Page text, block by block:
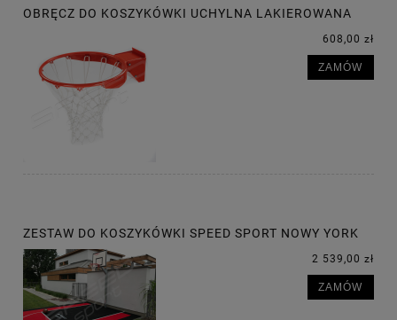
OBRĘCZ DO KOSZYKÓWKI UCHYLNA LAKIEROWANA
608,00 zł
ZAMÓW
ZESTAW DO KOSZYKÓWKI SPEED SPORT NOWY YORK
2 539,00 zł
ZAMÓW